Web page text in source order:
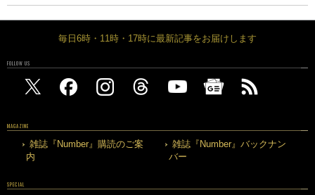
毎日6時・11時・17時に最新記事をお届けします
FOLLOW US
MAGAZINE
雑誌『Number』購読のご案
内
雑誌『Number』バックナン
バー
SPECIAL